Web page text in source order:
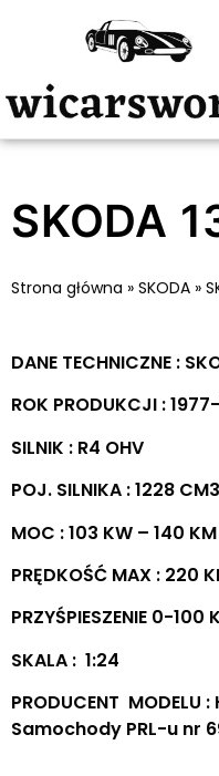
SKODA
Strona główna » SKODA »
DANE TECHNICZNE :
ROK PRODUKCJI :
SILNIK : R4 OHV
POJ. SILNIKA : 1228 CM3
MOC : 103 KW – 140 KM
PRĘDKOŚĆ MAX : 220
PRZYŚPIESZENIE 0-100
SKALA : 1:24
PRODUCENT
Samochody PRL-u nr